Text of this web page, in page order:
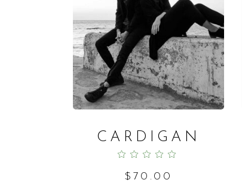
ADD TO CART
CARDIGAN
of 5
$ 70.00